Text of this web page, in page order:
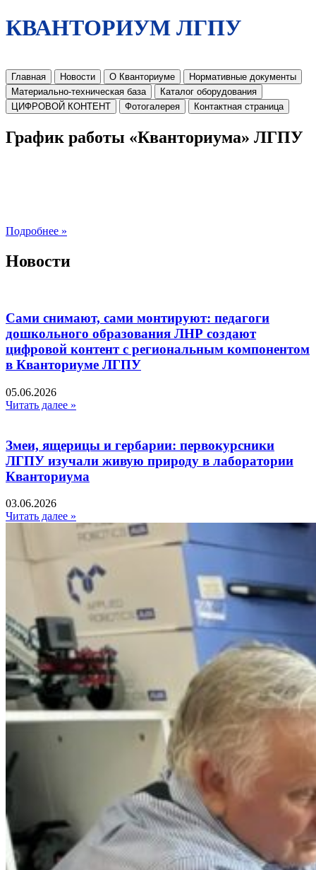
КВАНТОРИУМ ЛГПУ
Главная Новости О Кванториуме
Нормативные документы
Материально-техническая база
Каталог оборудования
ЦИФРОВОЙ КОНТЕНТ
Фотогалерея Контактная страница
График работы «Кванториума» ЛГПУ
Подробнее »
Новости
Сами снимают, сами монтируют: педагоги
дошкольного образования ЛНР создают
цифровой контент с региональным компонентом
в Кванториуме ЛГПУ​
05.06.2026
Читать далее »
Змеи, ящерицы и гербарии: первокурсники
ЛГПУ изучали живую природу в лаборатории
Кванториума
03.06.2026
Читать далее »